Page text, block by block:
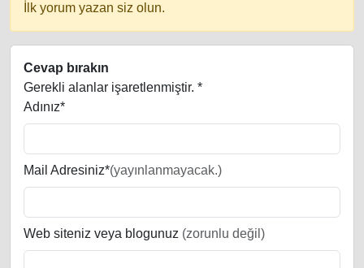
İlk yorum yazan siz olun.
Cevap bırakın
Gerekli alanlar işaretlenmiştir. *
Adınız*
Mail Adresiniz*(yayınlanmayacak.)
Web siteniz veya blogunuz (zorunlu değil)